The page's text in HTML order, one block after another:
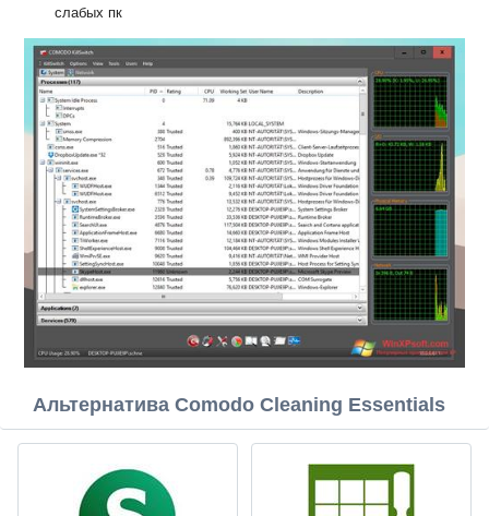
слабых пк
Альтернатива Comodo Cleaning Essentials